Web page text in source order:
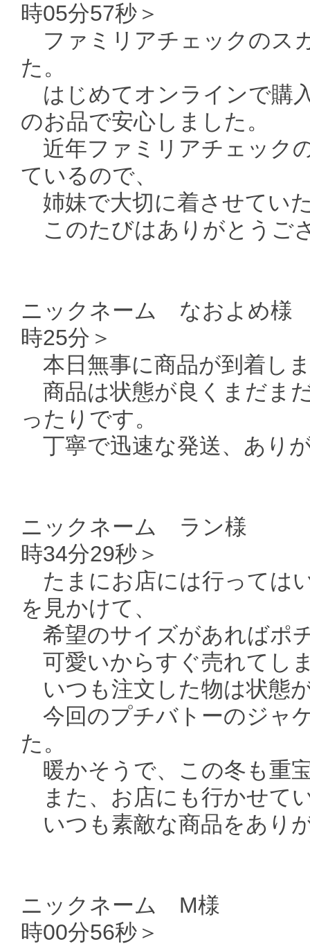
時05分57秒＞
ファミリアチェックのス
た。
はじめてオンラインで購
のお品で安心しました。
近年ファミリアチェック
ているので、
姉妹で大切に着させてい
このたびはありがとうご
ニックネーム なおよめ様
時25分＞
本日無事に商品が到着し
商品は状態が良くまだま
ったりです。
丁寧で迅速な発送、あり
ニックネーム ラン様
時34分29秒＞
たまにお店には行っては
を見かけて、
希望のサイズがあればポ
可愛いからすぐ売れてし
いつも注文した物は状態
今回のプチバトーのジャ
た。
暖かそうで、この冬も重
また、お店にも行かせて
いつも素敵な商品をあり
ニックネーム M様 ＜
時00分56秒＞